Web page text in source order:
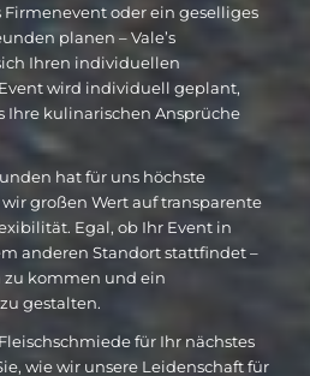
Firmenevent oder ein geselliges
planen – Vale’s
Ihren individuellen
wird individuell geplant,
Ihre kulinarischen Ansprüche
hat für uns höchste
großen Wert auf transparente
Egal, ob Ihr Event in
anderen Standort stattfindet –
zu kommen und ein
gestalten.
für Ihr nächstes
wie wir unsere Leidenschaft für